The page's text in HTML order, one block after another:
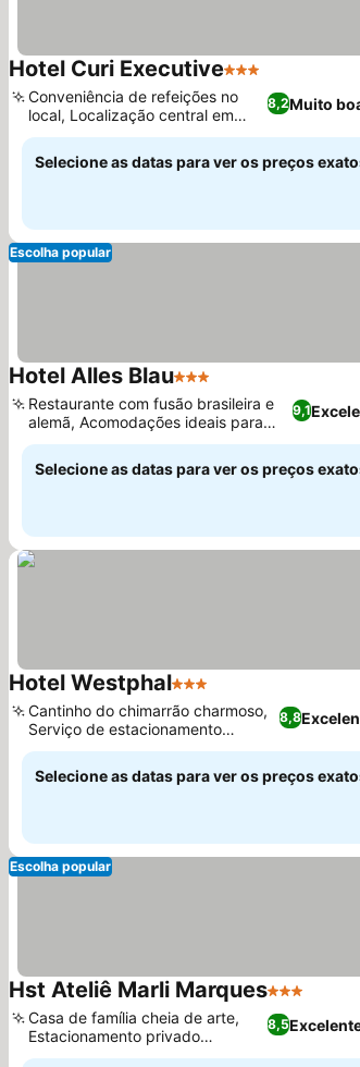
Hotel Curi Executive3 Estrelas
8,2Muito
Conveniência de refeições no
local, Localização central em
Pelotas
Selecione as datas para ver os preços
Escolha popular
Hotel Alles Blau3 Estrelas
9,1
Restaurante com fusão brasileira e
alemã, Acomodações ideais para
famílias
Selecione as datas para ver os preços
Hotel Westphal3 Estrelas
8,8
Cantinho do chimarrão charmoso,
Serviço de estacionamento
dedicado
Selecione as datas para ver os preços
Escolha popular
Hst Ateliê Marli Marques3 Estrelas
8,5
Casa de família cheia de arte,
Estacionamento privado
conveniente